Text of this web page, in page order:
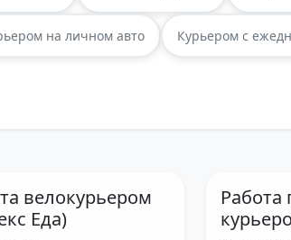
на личном авто Курьером с
велокурьером
Еда)